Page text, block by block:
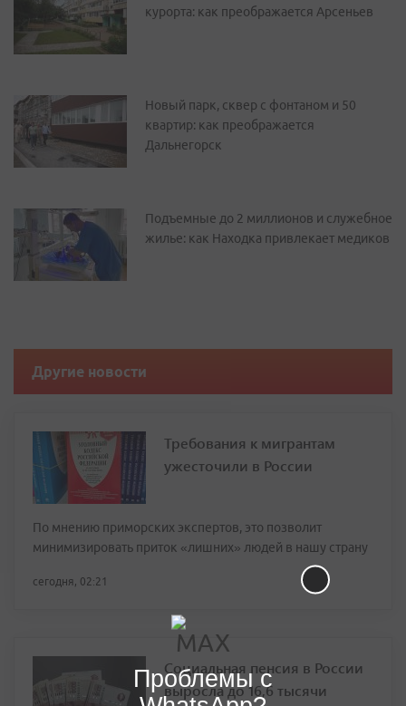
курорта: как преображается Арсеньев
Новый парк, сквер с фонтаном и 50
квартир: как преображается
Дальнегорск
Подъемные до 2 миллионов и служебное
жилье: как Находка привлекает медиков
Другие новости
Требования к мигрантам
ужесточили в России
По мнению приморских экспертов, это позволит
минимизировать приток «лишних» людей в нашу страну
сегодня, 02:21
Социальная пенсия в России
выросла до 16,6 тысячи
Проблемы с